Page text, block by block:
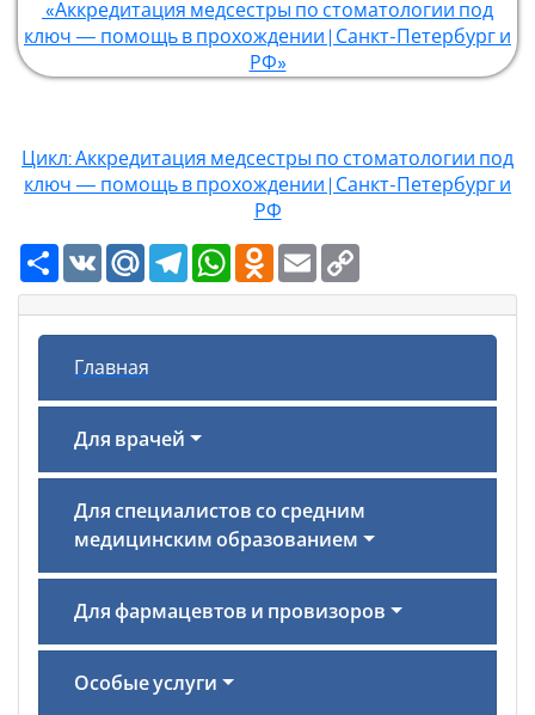
«Аккредитация медсестры по стоматологии под
ключ — помощь в прохождении | Санкт-Петербург и
РФ»
Цикл: Аккредитация медсестры по стоматологии под
ключ — помощь в прохождении | Санкт-Петербург и
РФ
Ресурс
VK Mail.RuTelegramWhatsAppOdnoklassniki
Email
Главная
Для врачей
Для специалистов со средним
медицинским образованием
Для фармацевтов и провизоров
Особые услуги